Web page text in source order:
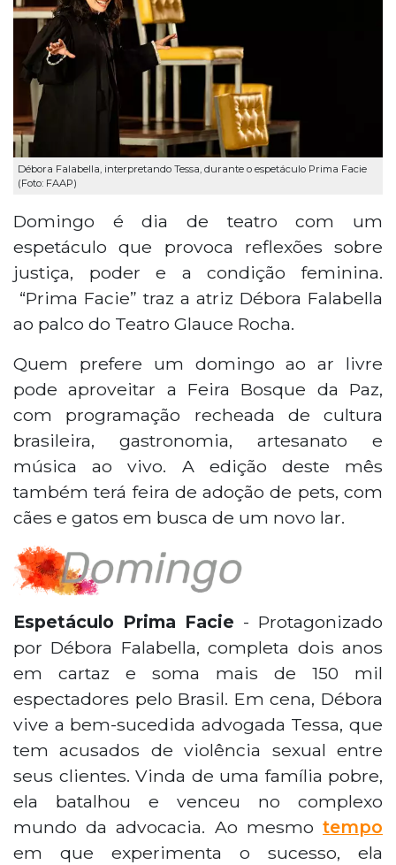
Débora Falabella, interpretando Tessa, durante o espetáculo Prima Facie
(Foto: FAAP)
Domingo é dia de teatro com um
espetáculo que provoca reflexões sobre
justiça, poder e a condição feminina.
“Prima Facie” traz a atriz Débora Falabella
ao palco do Teatro Glauce Rocha.
Quem prefere um domingo ao ar livre
pode aproveitar a Feira Bosque da Paz,
com programação recheada de cultura
brasileira, gastronomia, artesanato e
música ao vivo. A edição deste mês
também terá feira de adoção de pets, com
cães e gatos em busca de um novo lar.
Espetáculo Prima Facie - Protagonizado
por Débora Falabella, completa dois anos
em cartaz e soma mais de 150 mil
espectadores pelo Brasil. Em cena, Débora
vive a bem-sucedida advogada Tessa, que
tem acusados de violência sexual entre
seus clientes. Vinda de uma família pobre,
ela batalhou e venceu no complexo
mundo da advocacia. Ao mesmo tempo
em que experimenta o sucesso, ela